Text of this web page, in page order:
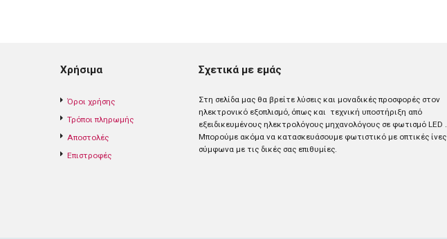
Χρήσιμα
Όροι χρήσης
Τρόποι πληρωμής
Αποστολές
Επιστροφές
Σχετικά με εμάς
Στη σελίδα μας θα βρείτε λύσεις και μοναδικές προσφορές στον
ηλεκτρονικό εξοπλισμό, όπως και τεχνική υποστήριξη από
εξειδικευμένους ηλεκτρολόγους μηχανολόγους σε φωτισμό LED .
Mπορούμε ακόμα να κατασκευάσουμε φωτιστικό με οπτικές ίνες
σύμφωνα με τις δικές σας επιθυμίες.